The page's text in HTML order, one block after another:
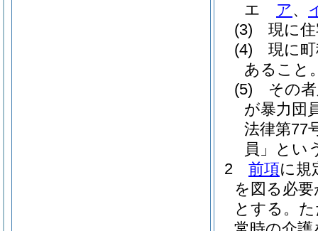
エ
ア、
(3)
現に
(4)
現に
あること
(5)
その
が暴力団
法律第77
員」とい
2
前項に規
を図る必
とする。